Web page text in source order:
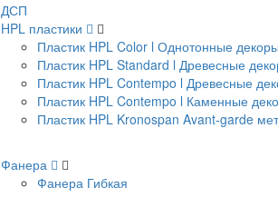
ДСП
HPL пластики
Пластик HPL Color l Однотонные декоры
Пластик HPL Standard l Древесные
Пластик HPL Contempo l Древесные
Пластик HPL Contempo l Каменные
Пластик HPL Kronospan Avant-garde
Фанера
Фанера Гибкая